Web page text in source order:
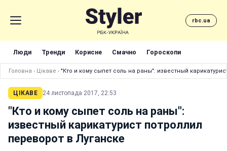
rbc.ua
Люди Тренди Корисне Смачно Гороскопи
Головна › Цікаве › "Кто и кому сыпет соль на раны": известный
ЦІКАВЕ 24 листопада 2017, 22:53
"Кто и кому сыпет соль на раны":
известный карикатурист потроллил
переворот в Луганске